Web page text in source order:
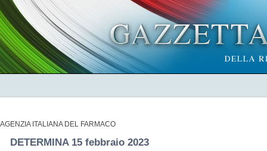
AGENZIA ITALIANA DEL FARMACO
DETERMINA 15 febbraio 2023